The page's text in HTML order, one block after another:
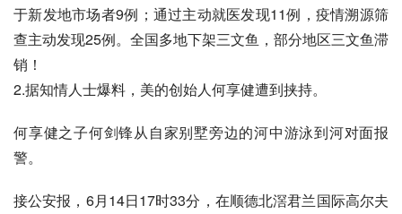
于新发地市场者9例；通过主动就医发现11例，疫情溯源筛
查主动发现25例。全国多地下架三文鱼，部分地区三文鱼滞
销！
2.据知情人士爆料，美的创始人何享健遭到挟持。
何享健之子何剑锋从自家别墅旁边的河中游泳到河对面报
警。
接公安报，6月14日17时33分，在顺德北滘君兰国际高尔夫